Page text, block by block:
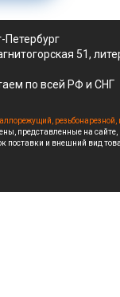
Петербург
51,
по всей РФ и СНГ
представленные на
поставки и внешний вид